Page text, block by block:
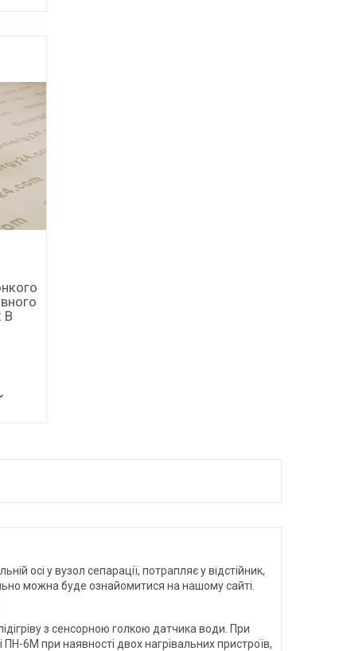
В
осі у вузол сепарації, потрапляє у відстійник,
можна буде ознайомитися на нашому сайті.
з сенсорною голкою датчика води. При
ПН-6М при наявності двох нагрівальних пристроїв,